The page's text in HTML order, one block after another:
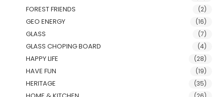
FOREST FRIENDS (2)
GEO ENERGY (16)
GLASS (7)
GLASS CHOPING BOARD (4)
HAPPY LIFE (28)
HAVE FUN (19)
HERITAGE (35)